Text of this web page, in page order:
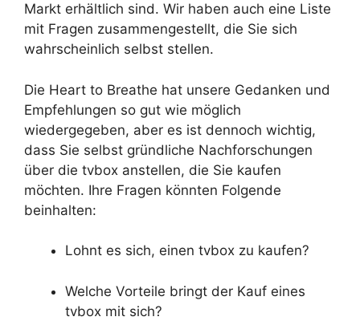
Markt erhältlich sind. Wir haben auch eine Liste
mit Fragen zusammengestellt, die Sie sich
wahrscheinlich selbst stellen.
Die Heart to Breathe hat unsere Gedanken und
Empfehlungen so gut wie möglich
wiedergegeben, aber es ist dennoch wichtig,
dass Sie selbst gründliche Nachforschungen
über die tvbox anstellen, die Sie kaufen
möchten. Ihre Fragen könnten Folgende
beinhalten:
Lohnt es sich, einen tvbox zu kaufen?
Welche Vorteile bringt der Kauf eines
tvbox mit sich?